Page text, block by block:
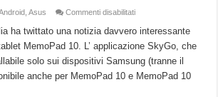
,Asus Commenti disabilitatisu
arriva
sui
Tablet
MemoPad
10
e
ha twittato una notizia davvero interessante
MemoPad 10. L’ applicazione SkyGo, che
solo sui dispositivi Samsung (tranne il
anche per MemoPad 10 e MemoPad 10